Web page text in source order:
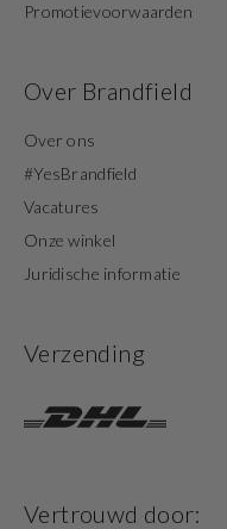
Promotievoorwaarden
Over Brandfield
Over ons
#YesBrandfield
Vacatures
Onze winkel
Juridische informatie
Verzending
Vertrouwd door: